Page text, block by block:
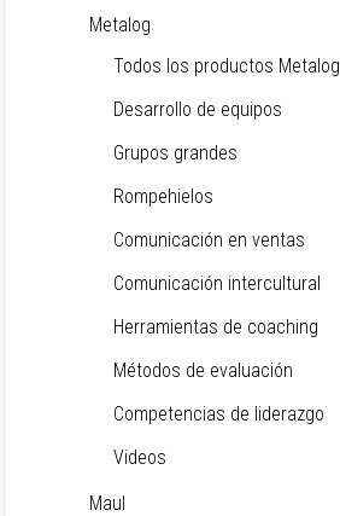
Metalog
Todos los productos Metalog
Desarrollo de equipos
Grupos grandes
Rompehielos
Comunicación en ventas
Comunicación intercultural
Herramientas de coaching
Métodos de evaluación
Competencias de liderazgo
Videos
Maul